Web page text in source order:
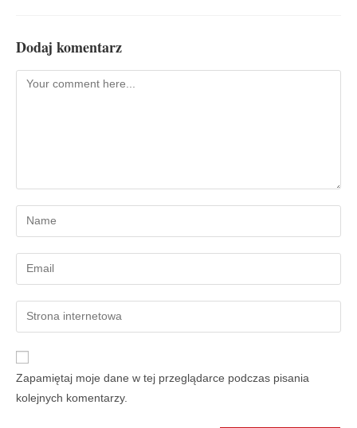
Dodaj komentarz
Zapamiętaj moje dane w tej przeglądarce podczas pisania
kolejnych komentarzy.